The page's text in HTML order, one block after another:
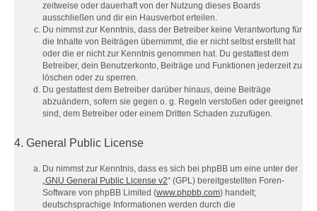
zeitweise oder dauerhaft von der Nutzung dieses Boards
ausschließen und dir ein Hausverbot erteilen.
Du nimmst zur Kenntnis, dass der Betreiber keine Verantwortung für
die Inhalte von Beiträgen übernimmt, die er nicht selbst erstellt hat
oder die er nicht zur Kenntnis genommen hat. Du gestattest dem
Betreiber, dein Benutzerkonto, Beiträge und Funktionen jederzeit zu
löschen oder zu sperren.
Du gestattest dem Betreiber darüber hinaus, deine Beiträge
abzuändern, sofern sie gegen o. g. Regeln verstoßen oder geeignet
sind, dem Betreiber oder einem Dritten Schaden zuzufügen.
4. General Public License
Du nimmst zur Kenntnis, dass es sich bei phpBB um eine unter der
„GNU General Public License v2“ (GPL) bereitgestellten Foren-
Software von phpBB Limited (www.phpbb.com) handelt;
deutschsprachige Informationen werden durch die